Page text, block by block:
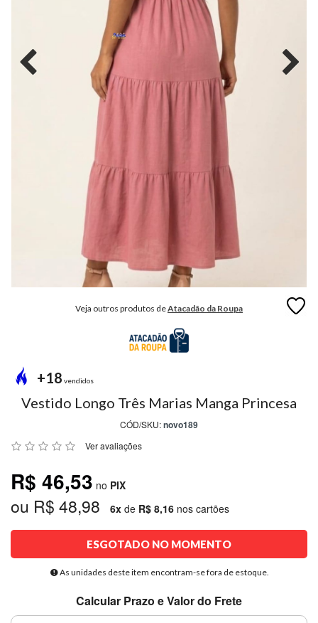
MODA
GRIFE
PREÇO
ÚNICO
BLUSAS
PROMOÇÕES
MARCAS
CENTRAL
ATENDIMENTO
Veja outros produtos deAtacadão da Roupa
+18 vendidos
Vestido Longo Três Marias Manga Princesa
CÓD/SKU:novo189
Ver avaliações
R$ 46,53 no PIX
ou R$ 48,98 6x de R$ 8,16 nos cartões
ESGOTADO NO MOMENTO
As unidades deste item encontram-se fora de estoque.
Calcular Prazo e Valor do Frete